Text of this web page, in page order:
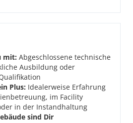
mit: Abgeschlossene technische
Ausbildung oder
Plus: Idealerweise Erfahrung
im Facility
in der Instandhaltung
sind Dir